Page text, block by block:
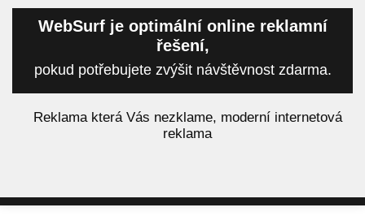
WebSurf je optimální online reklamní
řešení,
pokud potřebujete zvýšit návštěvnost zdarma.
Reklama která Vás nezklame, moderní internetová
reklama